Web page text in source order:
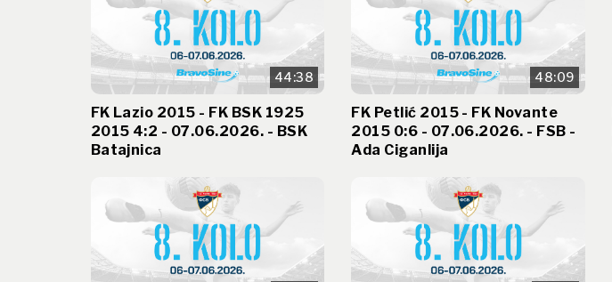
44:38
FK Lazio 2015 - FK BSK 1925
2015 4:2 - 07.06.2026. - BSK
Batajnica
48:09
FK Petlić 2015 - FK Novante
2015 0:6 - 07.06.2026. - FSB -
Ada Ciganlija